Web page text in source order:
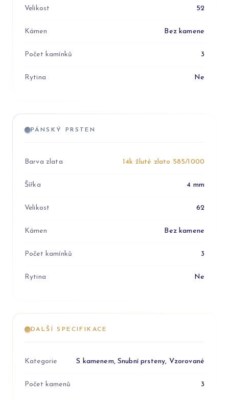
Velikost 52
Kámen Bez kamene
Počet kamínků 3
Rytina Ne
PÁNSKÝ PRSTEN
Barva zlata 14k žluté zlato 585/1000
Šířka 4 mm
Velikost 62
Kámen Bez kamene
Počet kamínků 3
Rytina Ne
DALŠÍ SPECIFIKACE
Kategorie S kamenem, Snubní prsteny, Vzorované
Počet kamenů 3